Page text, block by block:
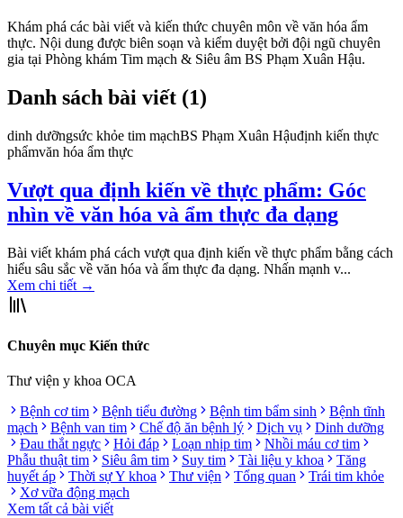
Khám phá các bài viết và kiến thức chuyên môn về văn hóa ẩm
thực. Nội dung được biên soạn và kiểm duyệt bởi đội ngũ chuyên
gia tại Phòng khám Tim mạch & Siêu âm BS Phạm Xuân Hậu.
Danh sách bài viết (1)
dinh dưỡngsức khỏe tim mạchBS Phạm Xuân Hậuđịnh kiến thực
phẩmvăn hóa ẩm thực
Vượt qua định kiến về thực phẩm: Góc
nhìn về văn hóa và ẩm thực đa dạng
Bài viết khám phá cách vượt qua định kiến về thực phẩm bằng cách
hiểu sâu sắc về văn hóa và ẩm thực đa dạng. Nhấn mạnh v...
Xem chi tiết →
Chuyên mục Kiến thức
Thư viện y khoa OCA
Bệnh cơ tim
Bệnh tiểu đường Bệnh tim bẩm sinh
Bệnh tĩnh
mạch
Bệnh van tim Chế độ ăn bệnh lý Dịch vụ
Dinh dưỡng
Đau thắt ngực
Hỏi đáp Loạn nhịp tim
Nhồi máu cơ tim
Phẫu thuật tim
Siêu âm tim Suy tim Tài liệu y khoa
Tăng
huyết áp
Thời sự Y khoa Thư viện Tổng quan
Trái tim khỏe
Xơ vữa động mạch
Xem tất cả bài viết